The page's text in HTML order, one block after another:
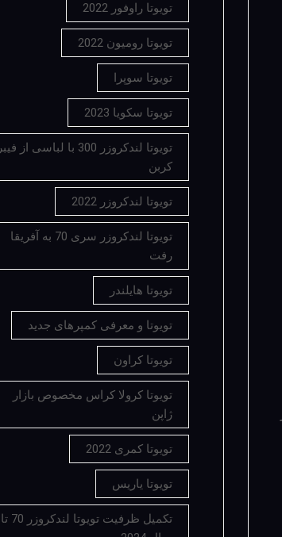
تویوتا راوفور 2022
تویوتا رومیون 2022
تویوتا سوپرا
تویوتا سکویا 2023
تویوتا لندکروزر 300 با لباسی از فیبر
کربن
تویوتا لندکروزر 2022
تویوتا لندکروزر سری 70 به آفریقا
رفت
تویوتا هایلندر
تویوتا و معرفی کمپرهای جدید
تویوتا کراون
تویوتا کرولا کراس مخصوص بازار
ژاپن
تویوتا کمری 2022
تویوتا یاریس
تکمیل ظرفیت تویوتا لندکروزر 70 تا